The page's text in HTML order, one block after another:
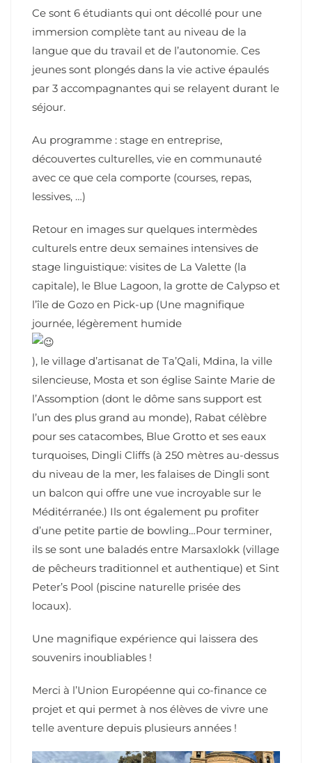
Ce sont 6 étudiants qui ont décollé pour une
immersion complète tant au niveau de la
langue que du travail et de l’autonomie. Ces
jeunes sont plongés dans la vie active épaulés
par 3 accompagnantes qui se relayent durant le
séjour.
Au programme : stage en entreprise,
découvertes culturelles, vie en communauté
avec ce que cela comporte (courses, repas,
lessives, …)
Retour en images sur quelques intermèdes
culturels entre deux semaines intensives de
stage linguistique: visites de La Valette (la
capitale), le Blue Lagoon, la grotte de Calypso et
l’île de Gozo en Pick-up (Une magnifique
journée, légèrement humide
), le village d’artisanat de Ta’Qali, Mdina, la ville
silencieuse, Mosta et son église Sainte Marie de
l’Assomption (dont le dôme sans support est
l’un des plus grand au monde), Rabat célèbre
pour ses catacombes, Blue Grotto et ses eaux
turquoises, Dingli Cliffs (à 250 mètres au-dessus
du niveau de la mer, les falaises de Dingli sont
un balcon qui offre une vue incroyable sur le
Méditérranée.) Ils ont également pu profiter
d’une petite partie de bowling…Pour terminer,
ils se sont une baladés entre Marsaxlokk (village
de pêcheurs traditionnel et authentique) et Sint
Peter’s Pool (piscine naturelle prisée des
locaux).
Une magnifique expérience qui laissera des
souvenirs inoubliables !
Merci à l’Union Européenne qui co-finance ce
projet et qui permet à nos élèves de vivre une
telle aventure depuis plusieurs années !